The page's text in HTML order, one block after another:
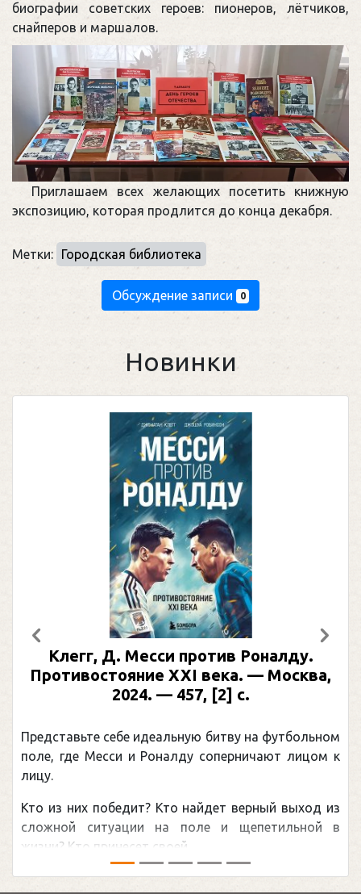
биографии советских героев: пионеров, лётчиков,
снайперов и маршалов.
Приглашаем всех желающих посетить книжную
экспозицию, которая продлится до конца декабря.
Метки: Городская библиотека
Обсуждение записи 0
Новинки
Клегг, Д. Месси против Роналду.
Противостояние XXI века. — Москва,
2024. — 457, [2] с.
Представьте себе идеальную битву на футбольном
поле, где Месси и Роналду соперничают лицом к
лицу.
Кто из них победит? Кто найдет верный выход из
сложной ситуации на поле и щепетильной в
жизни? Кто принесет своей ...
Предыдущий